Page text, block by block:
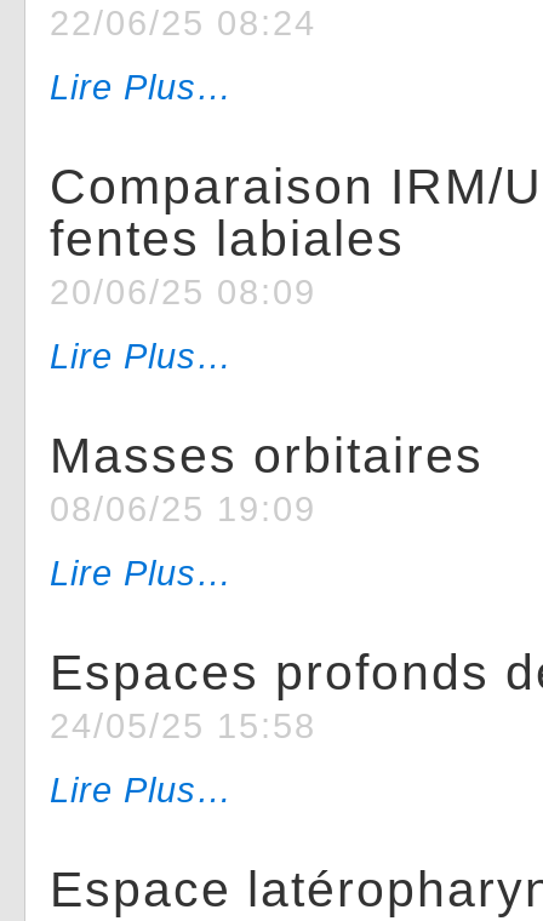
22/06/25 08:24
Lire Plus…
Comparaison IRM/
fentes labiales
20/06/25 08:09
Lire Plus…
Masses orbitaires
08/06/25 19:09
Lire Plus…
Espaces profonds
24/05/25 15:58
Lire Plus…
Espace